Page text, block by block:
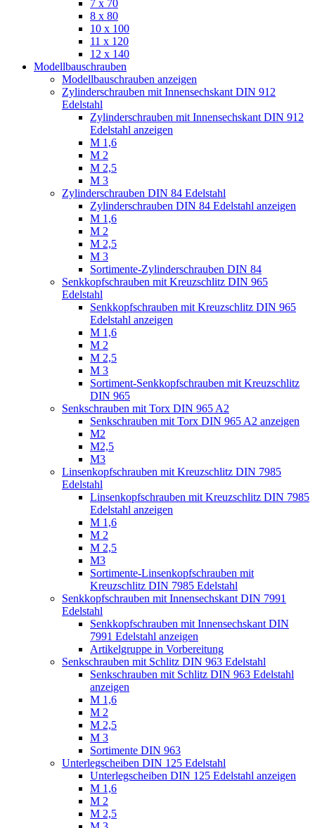
7 x 70
8 x 80
10 x 100
11 x 120
12 x 140
Modellbauschrauben
Modellbauschrauben anzeigen
Zylinderschrauben mit Innensechskant DIN 912
Edelstahl
Zylinderschrauben mit Innensechskant DIN 912
Edelstahl anzeigen
M 1,6
M 2
M 2,5
M 3
Zylinderschrauben DIN 84 Edelstahl
Zylinderschrauben DIN 84 Edelstahl anzeigen
M 1,6
M 2
M 2,5
M 3
Sortimente-Zylinderschrauben DIN 84
Senkkopfschrauben mit Kreuzschlitz DIN 965
Edelstahl
Senkkopfschrauben mit Kreuzschlitz DIN 965
Edelstahl anzeigen
M 1,6
M 2
M 2,5
M 3
Sortiment-Senkkopfschrauben mit Kreuzschlitz
DIN 965
Senkschrauben mit Torx DIN 965 A2
Senkschrauben mit Torx DIN 965 A2 anzeigen
M2
M2,5
M3
Linsenkopfschrauben mit Kreuzschlitz DIN 7985
Edelstahl
Linsenkopfschrauben mit Kreuzschlitz DIN 7985
Edelstahl anzeigen
M 1,6
M 2
M 2,5
M3
Sortimente-Linsenkopfschrauben mit
Kreuzschlitz DIN 7985 Edelstahl
Senkkopfschrauben mit Innensechskant DIN 7991
Edelstahl
Senkkopfschrauben mit Innensechskant DIN
7991 Edelstahl anzeigen
Artikelgruppe in Vorbereitung
Senkschrauben mit Schlitz DIN 963 Edelstahl
Senkschrauben mit Schlitz DIN 963 Edelstahl
anzeigen
M 1,6
M 2
M 2,5
M 3
Sortimente DIN 963
Unterlegscheiben DIN 125 Edelstahl
Unterlegscheiben DIN 125 Edelstahl anzeigen
M 1,6
M 2
M 2,5